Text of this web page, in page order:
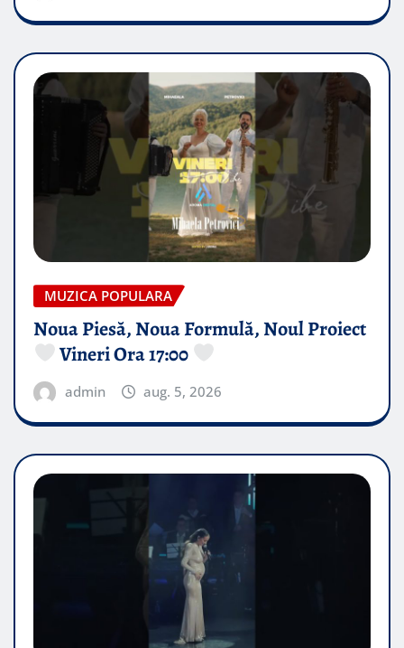
MUZICA POPULARA
Noua Piesă, Noua Formulă, Noul Proiect
Vineri Ora 17:00
admin aug. 5, 2026